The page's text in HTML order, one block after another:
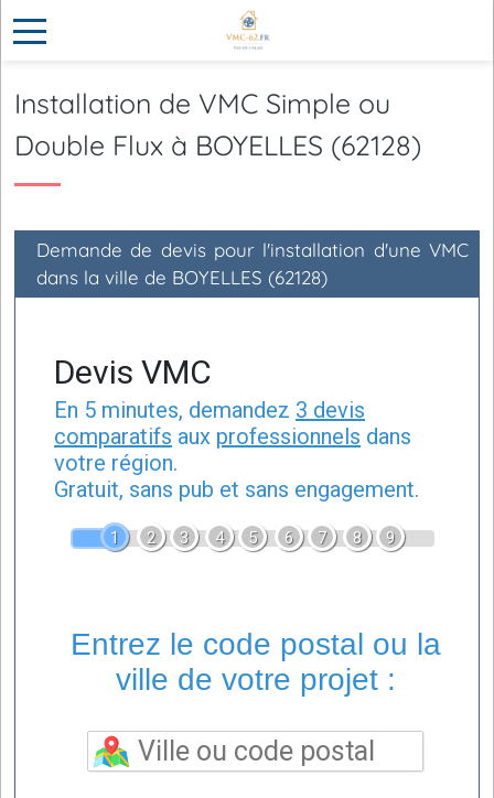
Installation de VMC Simple ou
Double Flux à BOYELLES (62128)
Demande de devis pour l'installation d'une VMC
dans la ville de BOYELLES (62128)
Devis VMC
En 5 minutes, demandez 3 devis
comparatifs aux professionnels dans
votre région.
Gratuit, sans pub et sans engagement.
1 2 3 4 5 6 7 8 9
Entrez le code postal ou la
ville de votre projet :